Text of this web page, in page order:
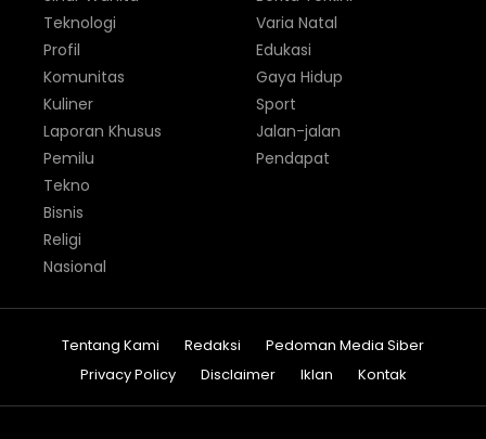
Teknologi
Profil
Komunitas
Kuliner
Laporan Khusus
Pemilu
Varia Natal
Edukasi
Gaya Hidup
Sport
Jalan-jalan
Pendapat
Tekno
Bisnis
Religi
Nasional
Tentang Kami Redaksi
Pedoman Media Siber
Privacy Policy
Disclaimer Iklan Kontak